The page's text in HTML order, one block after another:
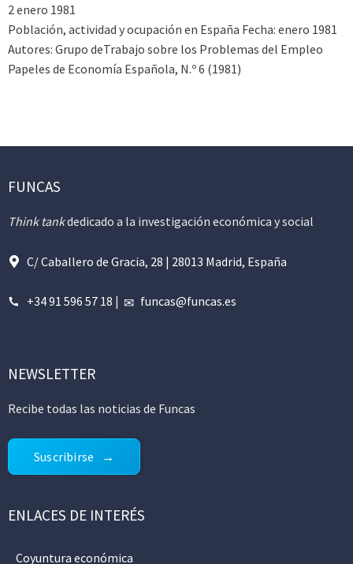
2 enero 1981
Población, actividad y ocupación en España Fecha: enero 1981
Autores: Grupo deTrabajo sobre los Problemas del Empleo
Papeles de Economía Española, N.º 6 (1981)
FUNCAS
Think tankdedicado a la investigación económica y social
C/ Caballero de Gracia, 28 | 28013 Madrid, España
+34 91 596 57 18 | funcas@funcas.es
NEWSLETTER
Recibe todas las noticias de Funcas
Suscribirse
ENLACES DE INTERÉS
Coyuntura económica